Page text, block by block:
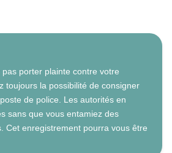
porter plainte contre votre
toujours la possibilité de consigner
de police. Les autorités en
sans que vous entamiez des
Cet enregistrement pourra vous être